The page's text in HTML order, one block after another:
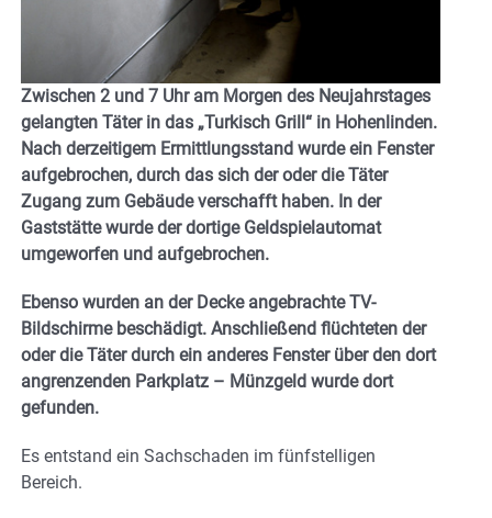
Zwischen 2 und 7 Uhr am Morgen des Neujahrstages
gelangten Täter in das „Turkisch Grill“ in Hohenlinden.
Nach derzeitigem Ermittlungsstand wurde ein Fenster
aufgebrochen, durch das sich der oder die Täter
Zugang zum Gebäude verschafft haben. In der
Gaststätte wurde der dortige Geldspielautomat
umgeworfen und aufgebrochen.
Ebenso wurden an der Decke angebrachte TV-
Bildschirme beschädigt. Anschließend flüchteten der
oder die Täter durch ein anderes Fenster über den dort
angrenzenden Parkplatz – Münzgeld wurde dort
gefunden.
Es entstand ein Sachschaden im fünfstelligen
Bereich.